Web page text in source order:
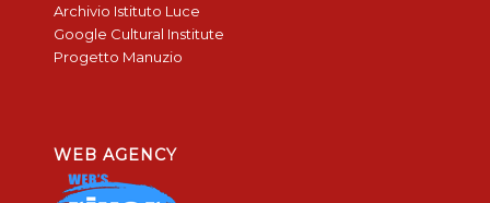
Archivio Istituto Luce
Google Cultural Institute
Progetto Manuzio
WEB AGENCY